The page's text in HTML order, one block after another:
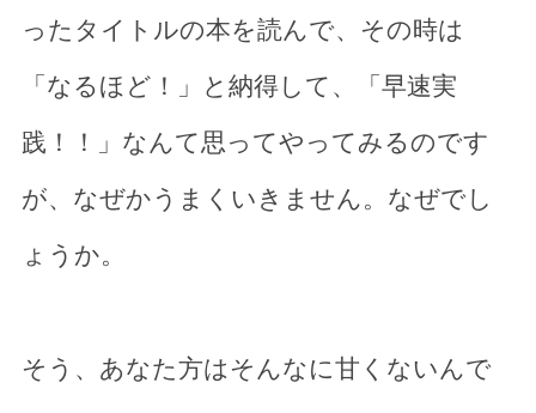
ったタイトルの本を読んで、その時は
「なるほど！」と納得して、「早速実
践！！」なんて思ってやってみるのです
が、なぜかうまくいきません。なぜでし
ょうか。
そう、あなた方はそんなに甘くないんで